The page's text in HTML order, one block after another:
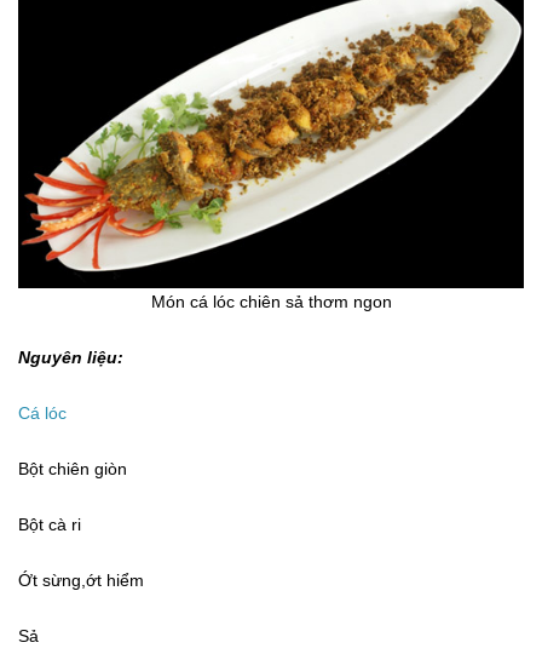
Món cá lóc chiên sả thơm ngon
Nguyên liệu:
Cá lóc
Bột chiên giòn
Bột cà ri
Ớt sừng,ớt hiểm
Sả